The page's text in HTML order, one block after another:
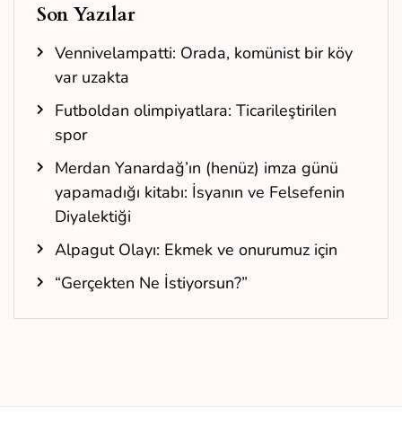
Son Yazılar
Vennivelampatti: Orada, komünist bir köy
var uzakta
Futboldan olimpiyatlara: Ticarileştirilen
spor
Merdan Yanardağ’ın (henüz) imza günü
yapamadığı kitabı: İsyanın ve Felsefenin
Diyalektiği
Alpagut Olayı: Ekmek ve onurumuz için
“Gerçekten Ne İstiyorsun?”